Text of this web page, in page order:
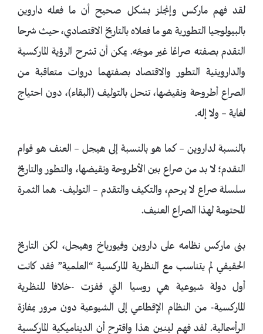
لقد فهم ماركس وإنجلز بشكل صحيح أن ما فعله داروين
بالبيولوجيا التطورية هو ما فعلاه بالتاريخ الاقتصادي، حيث شرحا
التقدم بصفته صراعًا غير موجّه. يمكن أن تشرح الرؤية الماركسية
والداروينية التطور والاقتصاد بصفتهما دروات متعاقبة من
الصراع أطروحة ونقيضها، تنحل بالتوليف (البقاء)، دون احتياج
لغاية – ولا إله.
بالنسبة لداروين – كما هو بالنسبة إلى هيجل – العنف هو قوام
التقدم؛ لا بد من صراع بين الأطروحة ونقيضها، والتطور والتاريخ
سلسلة صراع لا يرحم، والتكيف والتقدم – التوليف- هما الثمرة
المحتومة لهذا الصراع العنيف.
بنى ماركس نظامه على داروين وفيورباخ وهيجل، لكن التاريخ
الحقيقي لم يتناسب مع النظرية الماركسية “العلمية” فقد كانت
أول دولة شيوعية هي روسيا التي قفزت -خلافا للنظرية
الماركسية- من النظام الإقطاعي إلى الشيوعية دون مرور بمفازة
الرأسمالية. لقد فهم لينين هذا واقترح أن الديناميكية الماركسية